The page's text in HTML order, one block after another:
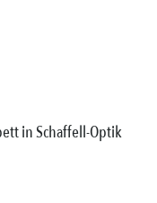
in Schaffell-Optik